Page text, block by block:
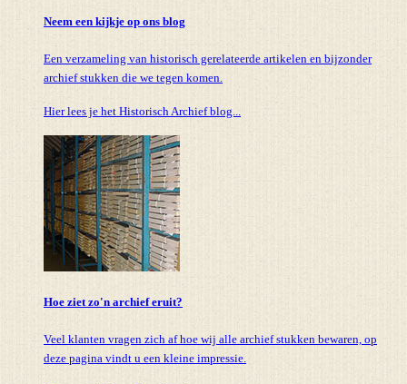
Neem een kijkje op ons blog
Een verzameling van historisch gerelateerde artikelen en bijzonder
archief stukken die we tegen komen.
Hier lees je het Historisch Archief blog...
Hoe ziet zo'n archief eruit?
Veel klanten vragen zich af hoe wij alle archief stukken bewaren, op
deze pagina vindt u een kleine impressie.